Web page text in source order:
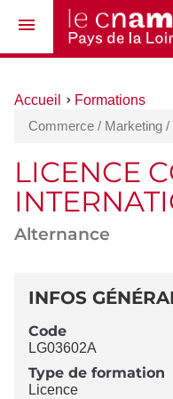
Vous
ici :
Accueil
Formations
Commerce / Marketing
LICENCE
Alternance
DÉTAILS
INFOS
Code
LG03602A
Type de formation
Licence